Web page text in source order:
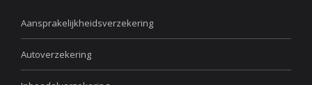
Aansprakelijkheidsverzekering
Autoverzekering